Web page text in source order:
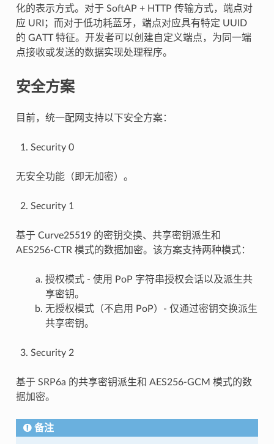
化的表示方式。对于 SoftAP + HTTP 传输方式，端点对
应 URI；而对于低功耗蓝牙，端点对应具有特定 UUID
的 GATT 特征。开发者可以创建自定义端点，为同一端
点接收或发送的数据实现处理程序。
安全方案
目前，统一配网支持以下安全方案：
Security 0
无安全功能（即无加密）。
Security 1
基于 Curve25519 的密钥交换、共享密钥派生和
AES256-CTR 模式的数据加密。该方案支持两种模式：
授权模式 - 使用 PoP 字符串授权会话以及派生共
享密钥。
无授权模式（不启用 PoP）- 仅通过密钥交换派生
共享密钥。
Security 2
基于 SRP6a 的共享密钥派生和 AES256-GCM 模式的数
据加密。
备注